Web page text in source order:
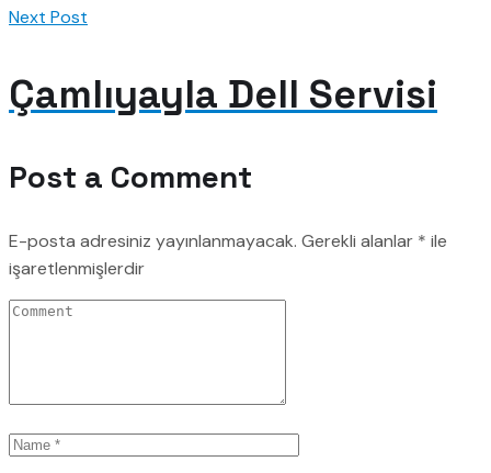
Next Post
Çamlıyayla Dell Servisi
Post a Comment
E-posta adresiniz yayınlanmayacak. Gerekli alanlar * ile
işaretlenmişlerdir